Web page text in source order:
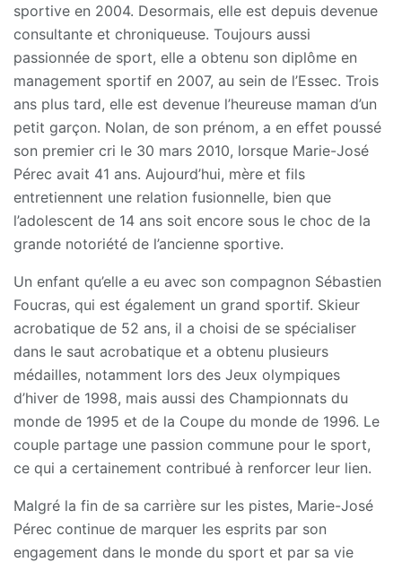
sportive en 2004. Desormais, elle est depuis devenue
consultante et chroniqueuse. Toujours aussi
passionnée de sport, elle a obtenu son diplôme en
management sportif en 2007, au sein de l’Essec. Trois
ans plus tard, elle est devenue l’heureuse maman d’un
petit garçon. Nolan, de son prénom, a en effet poussé
son premier cri le 30 mars 2010, lorsque Marie-José
Pérec avait 41 ans. Aujourd’hui, mère et fils
entretiennent une relation fusionnelle, bien que
l’adolescent de 14 ans soit encore sous le choc de la
grande notoriété de l’ancienne sportive.
Un enfant qu’elle a eu avec son compagnon Sébastien
Foucras, qui est également un grand sportif. Skieur
acrobatique de 52 ans, il a choisi de se spécialiser
dans le saut acrobatique et a obtenu plusieurs
médailles, notamment lors des Jeux olympiques
d’hiver de 1998, mais aussi des Championnats du
monde de 1995 et de la Coupe du monde de 1996. Le
couple partage une passion commune pour le sport,
ce qui a certainement contribué à renforcer leur lien.
Malgré la fin de sa carrière sur les pistes, Marie-José
Pérec continue de marquer les esprits par son
engagement dans le monde du sport et par sa vie